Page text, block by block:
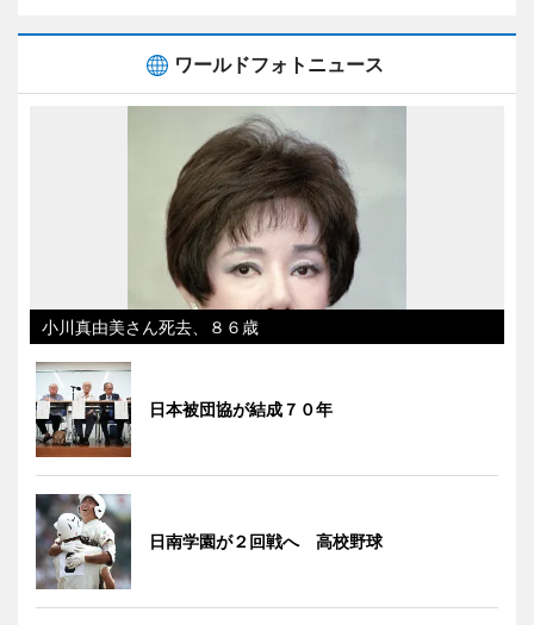
ワールドフォトニュース
小川真由美さん死去、８６歳
日本被団協が結成７０年
日南学園が２回戦へ 高校野球